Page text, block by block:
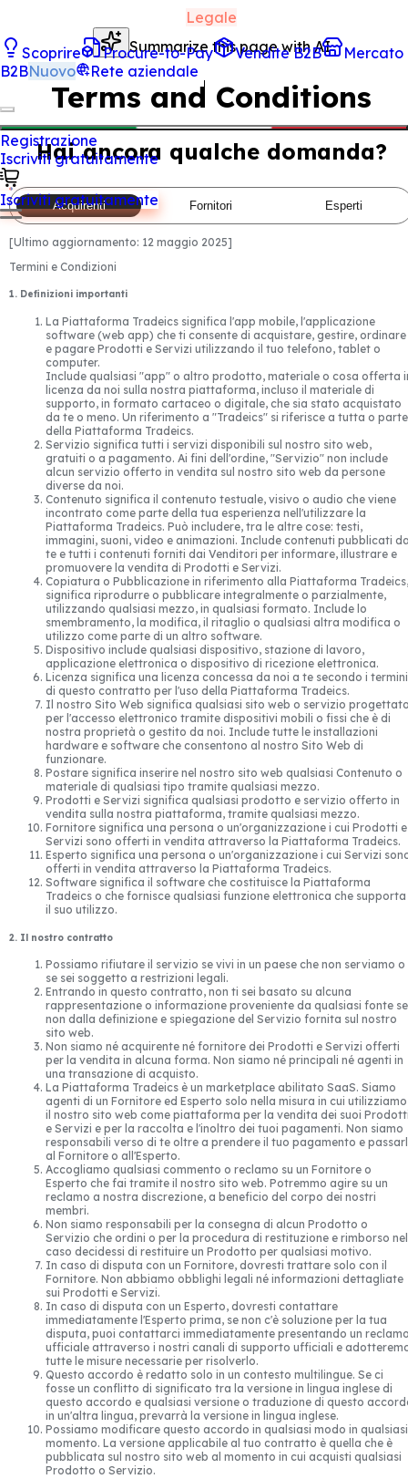
Scoprire Procure-to-Pay Vendite B2B
Mercato
B2BNuovo Rete aziendale
Registrazione
Iscriviti gratuitamente
Iscriviti gratuitamente
Legale
Summarize this page with AI
Terms and Conditions
Hai ancora qualche domanda?
Acquirenti Fornitori Esperti
[Ultimo aggiornamento: 12 maggio 2025]
Termini e Condizioni
1. Definizioni importanti
La Piattaforma Tradeics significa l'app mobile, l'applicazione
software (web app) che ti consente di acquistare, gestire, ordinare
e pagare Prodotti e Servizi utilizzando il tuo telefono, tablet o
computer.
Include qualsiasi "app" o altro prodotto, materiale o cosa offerta
licenza da noi sulla nostra piattaforma, incluso il materiale di
supporto, in formato cartaceo o digitale, che sia stato acquistato
da te o meno. Un riferimento a "Tradeics" si riferisce a tutta o parte
della Piattaforma Tradeics.
Servizio significa tutti i servizi disponibili sul nostro sito web,
gratuiti o a pagamento. Ai fini dell'ordine, "Servizio" non include
alcun servizio offerto in vendita sul nostro sito web da persone
diverse da noi.
Contenuto significa il contenuto testuale, visivo o audio che viene
incontrato come parte della tua esperienza nell'utilizzare la
Piattaforma Tradeics. Può includere, tra le altre cose: testi,
immagini, suoni, video e animazioni. Include contenuti pubblicati
te e tutti i contenuti forniti dai Venditori per informare, illustrare e
promuovere la vendita di Prodotti e Servizi.
Copiatura o Pubblicazione in riferimento alla Piattaforma Tradeics,
significa riprodurre o pubblicare integralmente o parzialmente,
utilizzando qualsiasi mezzo, in qualsiasi formato. Include lo
smembramento, la modifica, il ritaglio o qualsiasi altra modifica o
utilizzo come parte di un altro software.
Dispositivo include qualsiasi dispositivo, stazione di lavoro,
applicazione elettronica o dispositivo di ricezione elettronica.
Licenza significa una licenza concessa da noi a te secondo i termini
di questo contratto per l'uso della Piattaforma Tradeics.
Il nostro Sito Web significa qualsiasi sito web o servizio
per l'accesso elettronico tramite dispositivi mobili o fissi che è di
nostra proprietà o gestito da noi. Include tutte le installazioni
hardware e software che consentono al nostro Sito Web di
funzionare.
Postare significa inserire nel nostro sito web qualsiasi Contenuto o
materiale di qualsiasi tipo tramite qualsiasi mezzo.
Prodotti e Servizi significa qualsiasi prodotto e servizio offerto in
vendita sulla nostra piattaforma, tramite qualsiasi mezzo.
Fornitore significa una persona o un'organizzazione i cui Prodotti e
Servizi sono offerti in vendita attraverso la Piattaforma Tradeics.
Esperto significa una persona o un'organizzazione i cui Servizi
offerti in vendita attraverso la Piattaforma Tradeics.
Software significa il software che costituisce la Piattaforma
Tradeics o che fornisce qualsiasi funzione elettronica che supporta
il suo utilizzo.
2. Il nostro contratto
Possiamo rifiutare il servizio se vivi in un paese che non serviamo o
se sei soggetto a restrizioni legali.
Entrando in questo contratto, non ti sei basato su alcuna
rappresentazione o informazione proveniente da qualsiasi fonte se
non dalla definizione e spiegazione del Servizio fornita sul nostro
sito web.
Non siamo né acquirente né fornitore dei Prodotti e Servizi offerti
per la vendita in alcuna forma. Non siamo né principali né agenti in
una transazione di acquisto.
La Piattaforma Tradeics è un marketplace abilitato SaaS. Siamo
agenti di un Fornitore ed Esperto solo nella misura in cui utilizziamo
il nostro sito web come piattaforma per la vendita dei suoi
e Servizi e per la raccolta e l'inoltro dei tuoi pagamenti. Non siamo
responsabili verso di te oltre a prendere il tuo pagamento e
al Fornitore o all'Esperto.
Accogliamo qualsiasi commento o reclamo su un Fornitore o
Esperto che fai tramite il nostro sito web. Potremmo agire su un
reclamo a nostra discrezione, a beneficio del corpo dei nostri
membri.
Non siamo responsabili per la consegna di alcun Prodotto o
Servizio che ordini o per la procedura di restituzione e rimborso nel
caso decidessi di restituire un Prodotto per qualsiasi motivo.
In caso di disputa con un Fornitore, dovresti trattare solo con il
Fornitore. Non abbiamo obblighi legali né informazioni dettagliate
sui Prodotti e Servizi.
In caso di disputa con un Esperto, dovresti contattare
immediatamente l'Esperto prima, se non c'è soluzione per la tua
disputa, puoi contattarci immediatamente presentando un
ufficiale attraverso i nostri canali di supporto ufficiali e
tutte le misure necessarie per risolverlo.
Questo accordo è redatto solo in un contesto multilingue. Se ci
fosse un conflitto di significato tra la versione in lingua inglese di
questo accordo e qualsiasi versione o traduzione di questo
in un'altra lingua, prevarrà la versione in lingua inglese.
Possiamo modificare questo accordo in qualsiasi modo in qualsiasi
momento. La versione applicabile al tuo contratto è quella che è
pubblicata sul nostro sito web al momento in cui acquisti qualsiasi
Prodotto o Servizio.